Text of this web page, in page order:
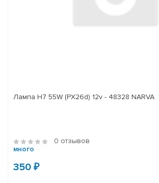
Лампа H7 55W (PX26d) 12v - 48328 NARVA
0 отзывов
много
350 ₽